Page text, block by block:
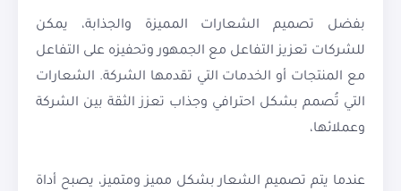
بفضل تصميم الشعارات المميزة والجذابة، يمكن
للشركات تعزيز التفاعل مع الجمهور وتحفيزه على التفاعل
مع المنتجات أو الخدمات التي تقدمها الشركة. الشعارات
التي تُصمم بشكل احترافي وجذاب تعزز الثقة بين الشركة
وعملائها،
عندما يتم تصميم الشعار بشكل مميز ومتميز، يصبح أداة